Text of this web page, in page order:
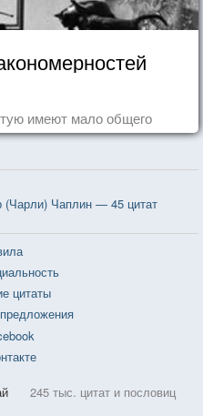
имеют мало общего
Чаплин — 45 цитат
цитаты
245 тыс. цитат и пословиц